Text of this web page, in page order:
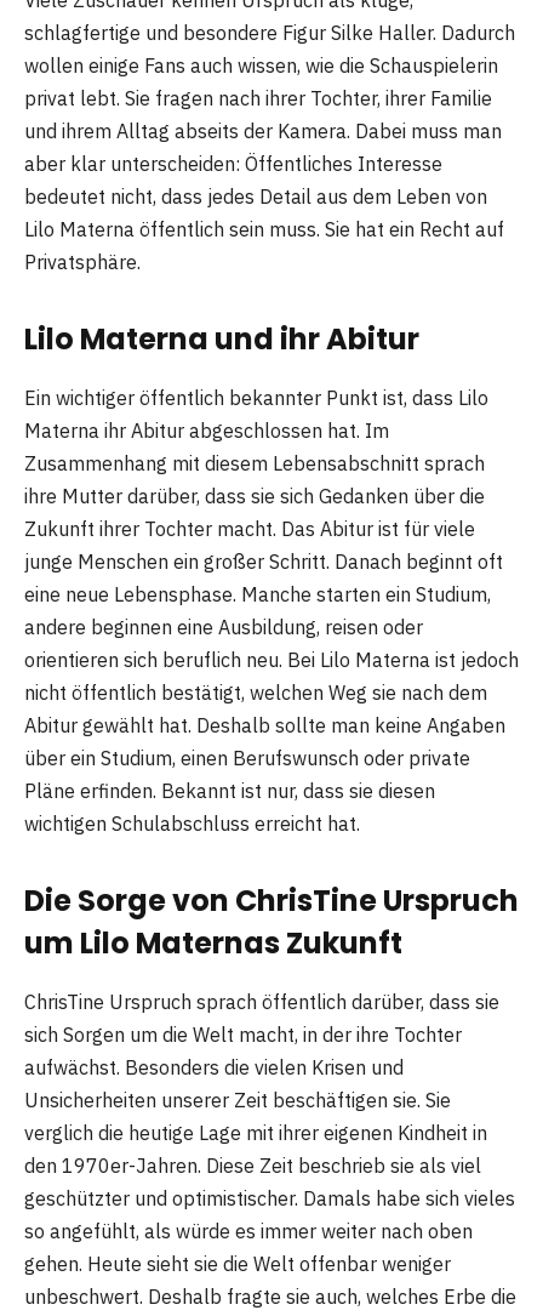
schlagfertige und besondere Figur Silke Haller. Dadurch
wollen einige Fans auch wissen, wie die Schauspielerin
privat lebt. Sie fragen nach ihrer Tochter, ihrer Familie
und ihrem Alltag abseits der Kamera. Dabei muss man
aber klar unterscheiden: Öffentliches Interesse
bedeutet nicht, dass jedes Detail aus dem Leben von
Lilo Materna öffentlich sein muss. Sie hat ein Recht auf
Privatsphäre.
Lilo Materna und ihr Abitur
Ein wichtiger öffentlich bekannter Punkt ist, dass Lilo
Materna ihr Abitur abgeschlossen hat. Im
Zusammenhang mit diesem Lebensabschnitt sprach
ihre Mutter darüber, dass sie sich Gedanken über die
Zukunft ihrer Tochter macht. Das Abitur ist für viele
junge Menschen ein großer Schritt. Danach beginnt oft
eine neue Lebensphase. Manche starten ein Studium,
andere beginnen eine Ausbildung, reisen oder
orientieren sich beruflich neu. Bei Lilo Materna ist jedoch
nicht öffentlich bestätigt, welchen Weg sie nach dem
Abitur gewählt hat. Deshalb sollte man keine Angaben
über ein Studium, einen Berufswunsch oder private
Pläne erfinden. Bekannt ist nur, dass sie diesen
wichtigen Schulabschluss erreicht hat.
Die Sorge von ChrisTine Urspruch
um Lilo Maternas Zukunft
ChrisTine Urspruch sprach öffentlich darüber, dass sie
sich Sorgen um die Welt macht, in der ihre Tochter
aufwächst. Besonders die vielen Krisen und
Unsicherheiten unserer Zeit beschäftigen sie. Sie
verglich die heutige Lage mit ihrer eigenen Kindheit in
den 1970er-Jahren. Diese Zeit beschrieb sie als viel
geschützter und optimistischer. Damals habe sich vieles
so angefühlt, als würde es immer weiter nach oben
gehen. Heute sieht sie die Welt offenbar weniger
unbeschwert. Deshalb fragte sie auch, welches Erbe die